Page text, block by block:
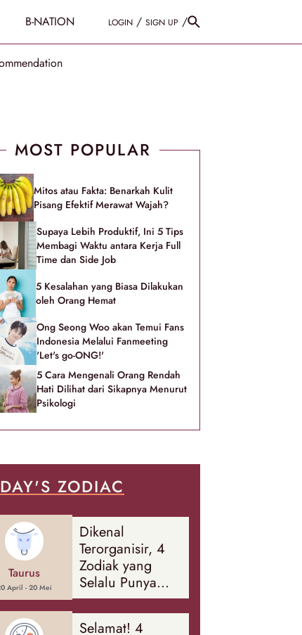
B-NATION LOGIN / SIGN UP /
MOST POPULAR
Mitos atau Fakta: Benarkah Kulit
Pisang Efektif Merawat Wajah?
Supaya Lebih Produktif, Ini 5 Tips
Membagi Waktu antara Kerja Full
Time dan Side Job
5 Kesalahan yang Biasa Dilakukan
oleh Orang Hemat
Ong Seong Woo akan Temui Fans
Indonesia Melalui Fanmeeting
'Let's go-ONG!'
5 Cara Mengenali Orang Rendah
Hati Dilihat dari Sikapnya Menurut
Psikologi
ZODIAC
Taurus
April - 20 Mei
Dikenal
Terorganisir, 4
Zodiak yang
Selalu Punya
Rencana
Cadangan Soal
Selamat! 4